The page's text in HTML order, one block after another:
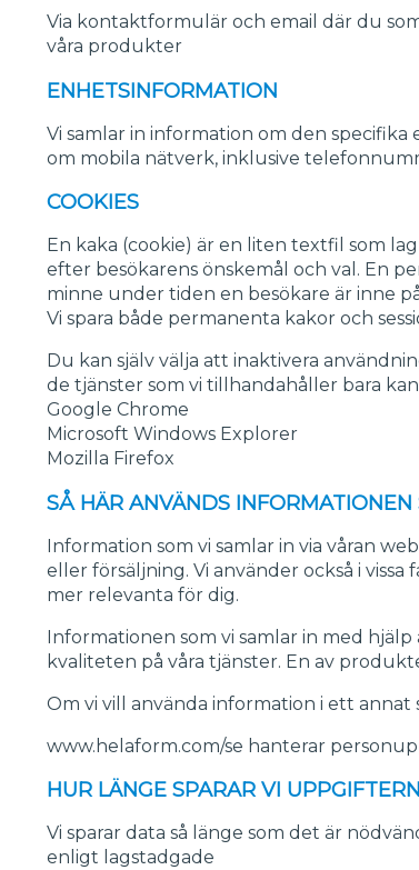
Via kontaktformulär och email där du
våra produkter
ENHETSINFORMATION
Vi samlar in information om den
om mobila nätverk, inklusive
COOKIES
En kaka (cookie) är en liten textfil som
efter besökarens önskemål och val. En
minne under tiden en besökare är inne
Vi spara både permanenta kakor och
Du kan själv välja att inaktivera
de tjänster som vi tillhandahåller bara
Google Chrome
Microsoft Windows Explorer
Mozilla Firefox
SÅ HÄR ANVÄNDS
Information som vi samlar in via våran
eller försäljning. Vi använder också i
mer relevanta för dig.
Informationen som vi samlar in med
kvaliteten på våra tjänster. En av
Om vi vill använda information i ett annat
www.helaform.com/se hanterar
HUR LÄNGE SPARAR VI
Vi sparar data så länge som det är
enligt lagstadgade